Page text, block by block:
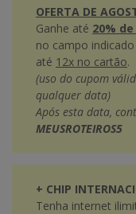
OFERTA DE
Ganhe até 20%
no campo
até 12x no cartão.
(uso do cupom
qualquer data)
Após esta data,
MEUSROTEIROS5
+ CHIP
Tenha internet